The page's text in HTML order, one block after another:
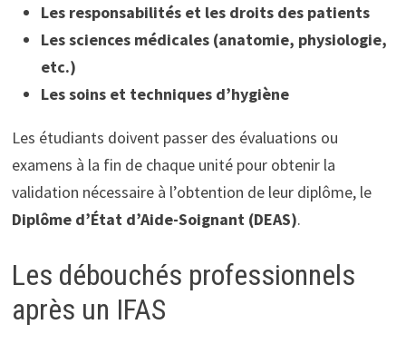
Les responsabilités et les droits des patients
Les sciences médicales (anatomie, physiologie,
etc.)
Les soins et techniques d’hygiène
Les étudiants doivent passer des évaluations ou
examens à la fin de chaque unité pour obtenir la
validation nécessaire à l’obtention de leur diplôme, le
Diplôme d’État d’Aide-Soignant (DEAS).
Les débouchés professionnels
après un IFAS